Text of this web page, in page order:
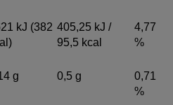
kJ (382 405,25 kJ /
95,5 kcal
4,77
%
g 0,5 g
0,71
%